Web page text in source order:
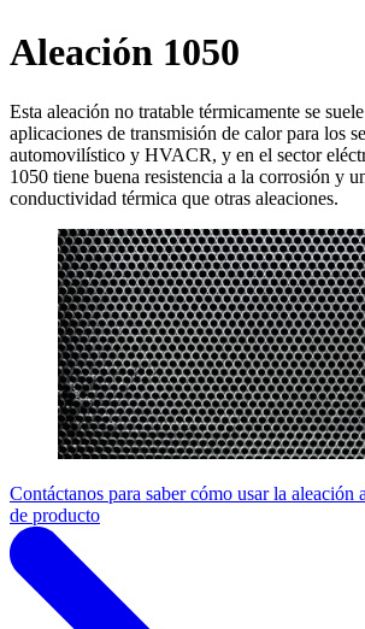
Aleación 1050
Esta aleación no tratable térmicamente se
aplicaciones de transmisión de calor para los
automovilístico y HVACR, y en el sector
1050 tiene buena resistencia a la corrosión y
conductividad térmica que otras aleaciones.
Contáctanos para saber cómo usar la aleación
de producto